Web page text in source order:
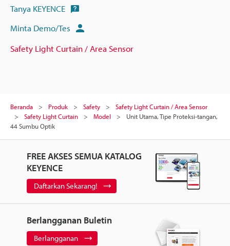
Tanya KEYENCE
Minta Demo/Tes
Safety Light Curtain / Area Sensor
Beranda Produk Safety
Safety Light Curtain / Area Sensor
Safety Light Curtain
Model
Unit Utama, Tipe Proteksi-tangan,
44 Sumbu Optik
FREE AKSES SEMUA KATALOG
KEYENCE
Daftarkan Sekarang!
Berlangganan Buletin
Berlangganan